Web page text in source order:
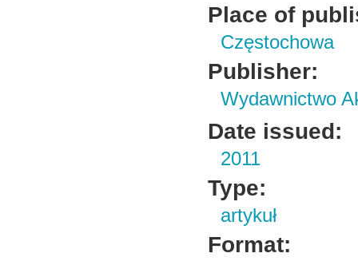
Place of
Częstochowa
Publisher:
Wydawnictwo
Date issued:
2011
Type:
artykuł
Format: